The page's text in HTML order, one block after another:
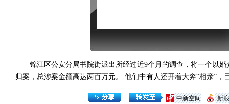
锦江区公安分局书院街派出所经过近9个月的调查，将一个以婚
归案，总涉案金额高达两百万元。 他们中有人还开着大奔“相亲”，
新
中新空间